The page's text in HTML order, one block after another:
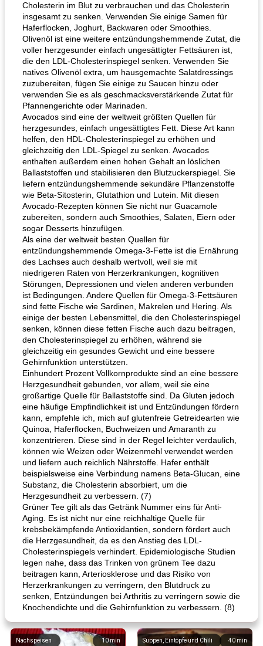
Cholesterin im Blut zu verbrauchen und das Cholesterin
insgesamt zu senken. Verwenden Sie einige Samen für
Haferflocken, Joghurt, Backwaren oder Smoothies.
Olivenöl ist eine weitere entzündungshemmende Zutat, die
voller herzgesunder einfach ungesättigter Fettsäuren ist,
die den LDL-Cholesterinspiegel senken. Verwenden Sie
natives Olivenöl extra, um hausgemachte Salatdressings
zuzubereiten, fügen Sie einige zu Saucen hinzu oder
verwenden Sie es als geschmacksverstärkende Zutat für
Pfannengerichte oder Marinaden.
Avocados sind eine der weltweit größten Quellen für
herzgesundes, einfach ungesättigtes Fett. Diese Art kann
helfen, den HDL-Cholesterinspiegel zu erhöhen und
gleichzeitig den LDL-Spiegel zu senken. Avocados
enthalten außerdem einen hohen Gehalt an löslichen
Ballaststoffen und stabilisieren den Blutzuckerspiegel. Sie
liefern entzündungshemmende sekundäre Pflanzenstoffe
wie Beta-Sitosterin, Glutathion und Lutein. Mit diesen
Avocado-Rezepten können Sie nicht nur Guacamole
zubereiten, sondern auch Smoothies, Salaten, Eiern oder
sogar Desserts hinzufügen.
Als eine der weltweit besten Quellen für
entzündungshemmende Omega-3-Fette ist die Ernährung
des Lachses auch deshalb wertvoll, weil sie mit
niedrigeren Raten von Herzerkrankungen, kognitiven
Störungen, Depressionen und vielen anderen verbunden
ist Bedingungen. Andere Quellen für Omega-3-Fettsäuren
sind fette Fische wie Sardinen, Makrelen und Hering. Als
einige der besten Lebensmittel, die den Cholesterinspiegel
senken, können diese fetten Fische auch dazu beitragen,
den Cholesterinspiegel zu erhöhen, während sie
gleichzeitig ein gesundes Gewicht und eine bessere
Gehirnfunktion unterstützen.
Einhundert Prozent Vollkornprodukte sind an eine bessere
Herzgesundheit gebunden, vor allem, weil sie eine
großartige Quelle für Ballaststoffe sind. Da Gluten jedoch
eine häufige Empfindlichkeit ist und Entzündungen fördern
kann, empfehle ich, mich auf glutenfreie Getreidearten wie
Quinoa, Haferflocken, Buchweizen und Amaranth zu
konzentrieren. Diese sind in der Regel leichter verdaulich,
können wie Weizen oder Weizenmehl verwendet werden
und liefern auch reichlich Nährstoffe. Hafer enthält
beispielsweise eine Verbindung namens Beta-Glucan, eine
Substanz, die Cholesterin absorbiert, um die
Herzgesundheit zu verbessern. (7)
Grüner Tee gilt als das Getränk Nummer eins für Anti-
Aging. Es ist nicht nur eine reichhaltige Quelle für
krebsbekämpfende Antioxidantien, sondern fördert auch
die Herzgesundheit, da es den Anstieg des LDL-
Cholesterinspiegels verhindert. Epidemiologische Studien
legen nahe, dass das Trinken von grünem Tee dazu
beitragen kann, Arteriosklerose und das Risiko von
Herzerkrankungen zu verringern, den Blutdruck zu
senken, Entzündungen bei Arthritis zu verringern sowie die
Knochendichte und die Gehirnfunktion zu verbessern. (8)
10min
Nachspeisen 40 min
Suppen, Eintöpfe und Chili